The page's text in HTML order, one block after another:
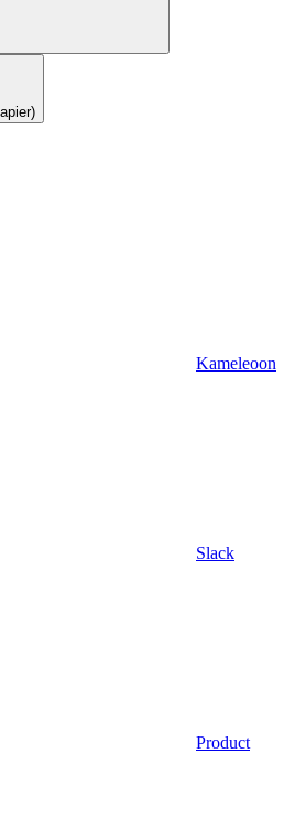
Kameleoon
Slack
Product